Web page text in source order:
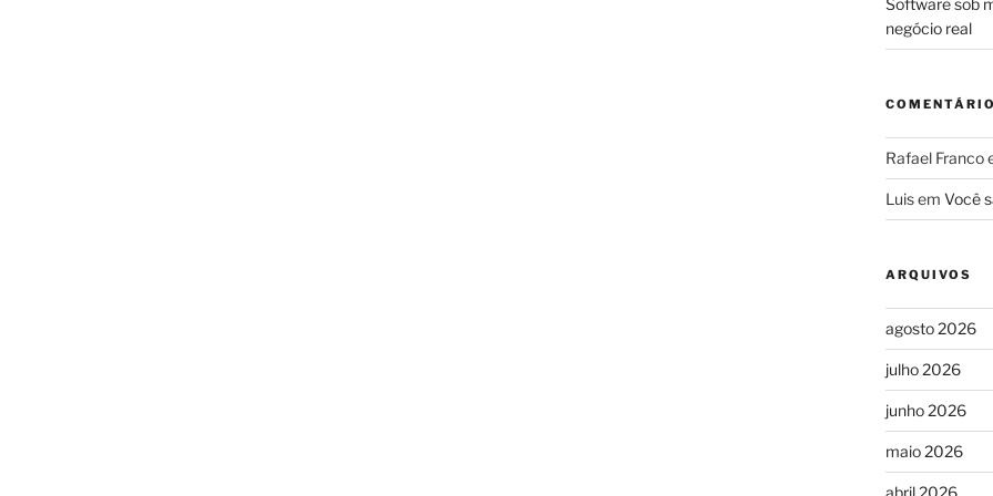
Software sob
negócio real
Rafael Franco
Luisem Você
ARQUIVOS
agosto 2026
julho 2026
junho 2026
maio 2026